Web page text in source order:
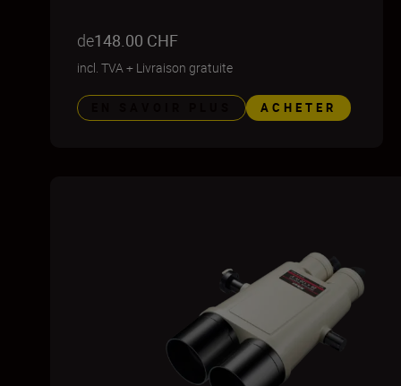
de148.00 CHF
incl. TVA+ Livraison gratuite
ACHETER